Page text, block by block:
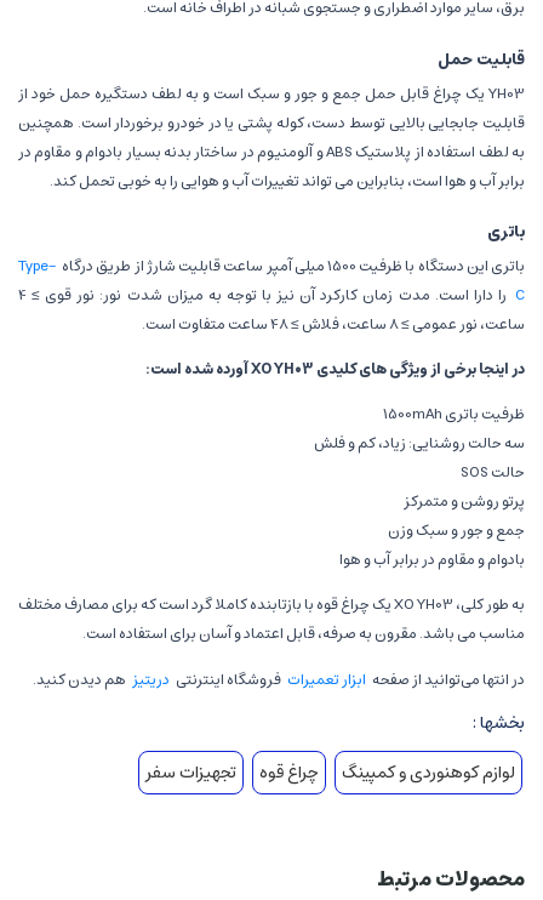
برق، سایر موارد اضطراری و جستجوی شبانه در اطراف خانه است.
قابلیت حمل
YH03 یک چراغ قابل حمل جمع و جور و سبک است و به لطف دستگیره حمل خود از
قابلیت جابجایی بالایی توسط دست، کوله پشتی یا در خودرو برخوردار است. همچنین
به لطف استفاده از پلاستیک ABS و آلومنیوم در ساختار بدنه بسیار بادوام و مقاوم در
برابر آب و هوا است، بنابراین می تواند تغییرات آب و هوایی را به خوبی تحمل کند.
باتری
باتری این دستگاه با ظرفیت 1500 میلی آمپر ساعت قابلیت شارژ از طریق درگاه
Type-
C
را دارا است. مدت زمان کارکرد آن نیز با توجه به میزان شدت نور: نور قوی ≥ 4
ساعت، نور عمومی ≥ 8 ساعت، فلاش ≥ 48 ساعت متفاوت است.
در اینجا برخی از ویژگی های کلیدی XO YH03 آورده شده است:
ظرفیت باتری 1500mAh
سه حالت روشنایی: زیاد، کم و فلش
حالت SOS
پرتو روشن و متمرکز
جمع و جور و سبک وزن
بادوام و مقاوم در برابر آب و هوا
به طور کلی، XO YH03 یک چراغ قوه با بازتابنده کاملا گرد است که برای مصارف مختلف
مناسب می باشد. مقرون به صرفه، قابل اعتماد و آسان برای استفاده است.
در انتها می‌توانید از صفحه ابزار تعمیرات فروشگاه اینترنتی دریتیز هم دیدن کنید.
بخشها :
لوازم کوهنوردی و کمپینگ
چراغ قوه تجهیزات سفر
محصولات مرتبط